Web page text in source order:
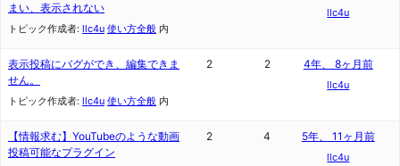
まい、表示されない
トピック作成者: llc4u 使い方全般 内
llc4u
表示投稿にバグができ、編集できま
せん。
トピック作成者: llc4u 使い方全般 内
2 2 4年、 8ヶ月前
llc4u
【情報求む】YouTubeのような動画
投稿可能なプラグイン
2 4 5年、 11ヶ月前
llc4u